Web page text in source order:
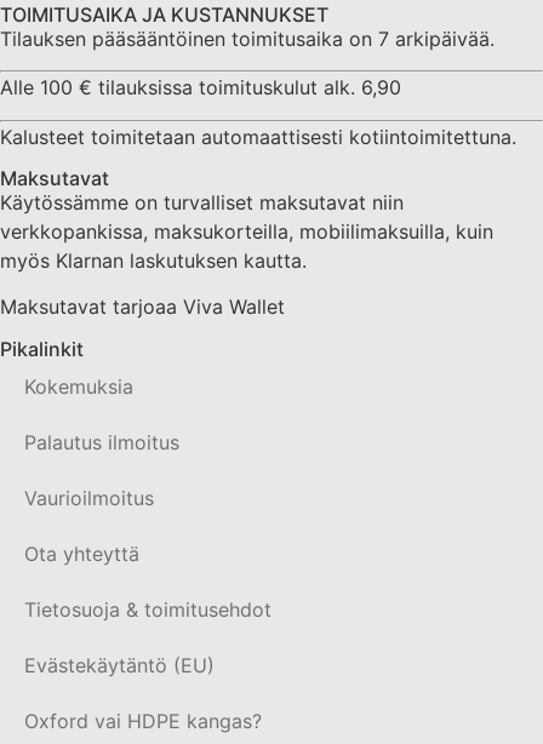
TOIMITUSAIKA JA KUSTANNUKSET
Tilauksen pääsääntöinen toimitusaika on 7 arkipäivää.
Alle 100 € tilauksissa toimituskulut alk. 6,90
Kalusteet toimitetaan automaattisesti kotiintoimitettuna.
Maksutavat
Käytössämme on turvalliset maksutavat niin
verkkopankissa, maksukorteilla, mobiilimaksuilla, kuin
myös Klarnan laskutuksen kautta.
Maksutavat tarjoaa Viva Wallet
Pikalinkit
Kokemuksia
Palautus ilmoitus
Vaurioilmoitus
Ota yhteyttä
Tietosuoja & toimitusehdot
Evästekäytäntö (EU)
Oxford vai HDPE kangas?